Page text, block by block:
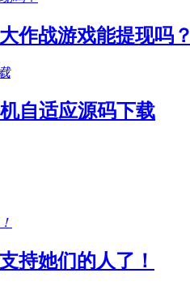
作战游戏能提现吗？
自适应源码下载
持她们的人了！